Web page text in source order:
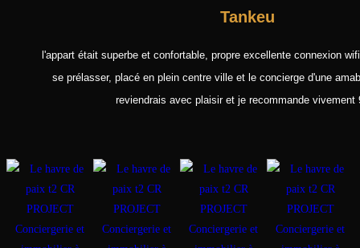
Tankeu
l'appart était superbe et confortable, propre excellente connexion
se prélasser, placé en plein centre ville et le concierge d'une
reviendrais avec plaisir et je recommande vivement